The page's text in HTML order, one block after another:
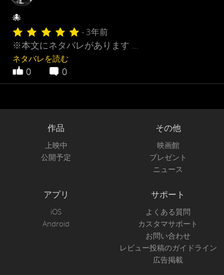
🐙
- 3年前
※本文にネタバレがあります …
ネタバレを読む
0 0
作品
上映中
公開予定
その他
映画館
プレゼント
ニュース
アプリ
iOS
Android
サポート
よくある質問
カスタマサポート
お問い合わせ
レビュー投稿のガイドライン
広告掲載